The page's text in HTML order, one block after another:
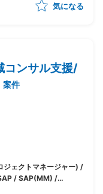
気になる
コンサル支援/
案件
ジェクトマネージャー) /
/ SAP(MM) /